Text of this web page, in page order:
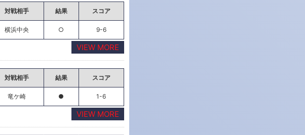
対戦相手 結果 スコア
横浜中央 ○ 9-6
VIEW MORE
対戦相手 結果 スコア
竜ケ崎 ● 1-6
VIEW MORE